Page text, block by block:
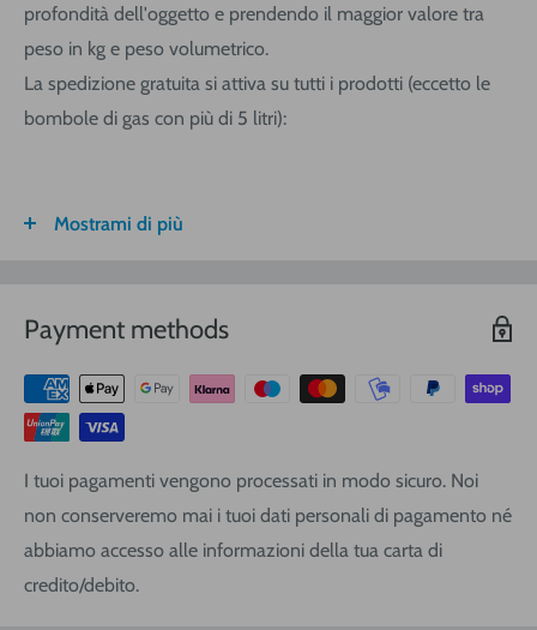
profondità dell'oggetto e prendendo il maggior valore tra
peso in kg e peso volumetrico.
La spedizione gratuita si attiva su tutti i prodotti (eccetto le
bombole di gas con più di 5 litri):
FASCIA DI
1-3(kg o m3 € 8,90 € 10,40 € 10,40
3-5(kg o
5-10(kg om 3) € 11,25 € 14,20 € 17,10
10-20 € 16,20 € 19,00 € 22,80
20-30(kg o
Mostrami di più
Payment methods
I tuoi pagamenti vengono processati in modo sicuro. Noi
non conserveremo mai i tuoi dati personali di pagamento né
abbiamo accesso alle informazioni della tua carta di
credito/debito.